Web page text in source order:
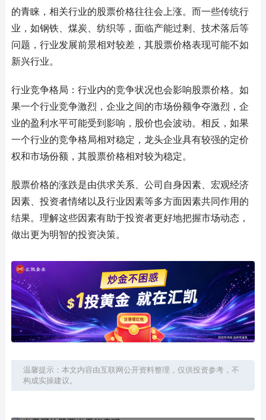
的青睐，相关行业的股票价格往往会上涨。而一些传统行
业，如钢铁、煤炭、纺织等，面临产能过剩、技术落后等
问题，行业发展前景相对较差，其股票价格表现可能不如
新兴行业。
行业竞争格局：行业内的竞争状况也会影响股票价格。如
果一个行业竞争激烈，企业之间的市场份额争夺激烈，企
业的盈利水平可能受到影响，股价也会波动。相反，如果
一个行业的竞争格局相对稳定，龙头企业具有较强的定价
权和市场份额，其股票价格相对较为稳定。
股票价格的涨跌是由供求关系、公司自身因素、宏观经济
因素、投资者情绪以及行业因素等多方面因素共同作用的
结果。理解这些因素有助于投资者更好地把握市场动态，
做出更为明智的投资决策。
温馨提示：本文内容由互联网公开资料整理，仅供投资参考，不
构成实操建议。